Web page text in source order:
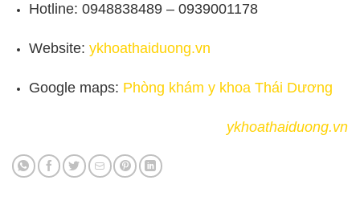
Hotline: 0948838489 – 0939001178
Website: ykhoathaiduong.vn
Google maps: Phòng khám y khoa Thái Dương
ykhoathaiduong.vn